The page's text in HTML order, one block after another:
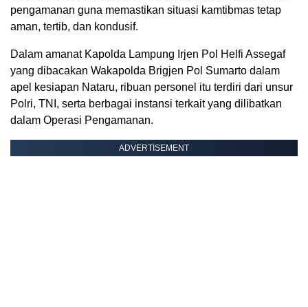
pengamanan guna memastikan situasi kamtibmas tetap
aman, tertib, dan kondusif.
Dalam amanat Kapolda Lampung Irjen Pol Helfi Assegaf
yang dibacakan Wakapolda Brigjen Pol Sumarto dalam
apel kesiapan Nataru, ribuan personel itu terdiri dari unsur
Polri, TNI, serta berbagai instansi terkait yang dilibatkan
dalam Operasi Pengamanan.
ADVERTISEMENT